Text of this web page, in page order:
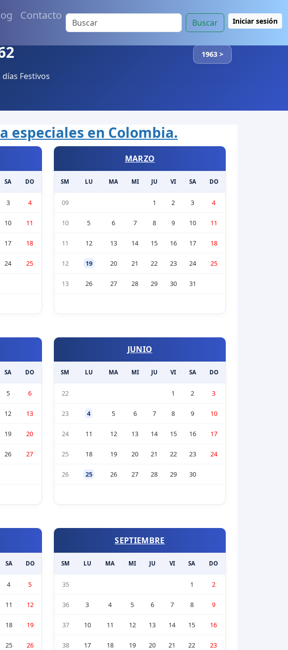
Contacto
Buscar Iniciar sesión
1963 >
Festivos
especiales en Colombia.
SA DO
3 4
10 11
17 18
24 25
MARZO
SM LU MA MI JU VI SA DO
09 1 2 3 4
10 5 6 7 8 9 10 11
11 12 13 14 15 16 17 18
12 19 20 21 22 23 24 25
13 26 27 28 29 30 31
SA DO
5 6
12 13
19 20
26 27
JUNIO
SM LU MA MI JU VI SA DO
22 1 2 3
23 4 5 6 7 8 9 10
24 11 12 13 14 15 16 17
25 18 19 20 21 22 23 24
26 25 26 27 28 29 30
SA DO
4 5
11 12
18 19
25 26
SEPTIEMBRE
SM LU MA MI JU VI SA DO
35 1 2
36 3 4 5 6 7 8 9
37 10 11 12 13 14 15 16
38 17 18 19 20 21 22 23